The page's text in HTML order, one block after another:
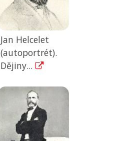
Jan Helcelet
(autoportrét).
Dějiny...